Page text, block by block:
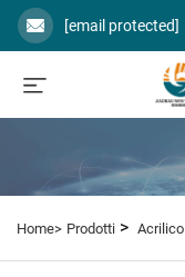
[email protected]
Home> Prodotti > Acrilico